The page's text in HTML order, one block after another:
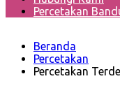
Percetakan
Beranda
Percetakan
Percetakan